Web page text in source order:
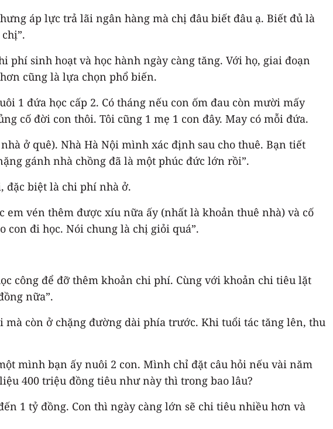
áp lực trả lãi ngân hàng mà chị đâu biết đâu ạ. Biết đủ là
sinh hoạt và học hành ngày càng tăng. Với họ, giai đoạn
cũng là lựa chọn phổ biến.
1 đứa học cấp 2. Có tháng nếu con ốm đau còn mười mấy
cố đời con thôi. Tôi cũng 1 mẹ 1 con đây. May có mỗi đứa.
ở quê). Nhà Hà Nội mình xác định sau cho thuê. Bạn tiết
gánh nhà chồng đã là một phúc đức lớn rồi”.
đặc biệt là chi phí nhà ở.
vén thêm được xíu nữa ấy (nhất là khoản thuê nhà) và cố
con đi học. Nói chung là chị giỏi quá”.
công để đỡ thêm khoản chi phí. Cùng với khoản chi tiêu lặt
nữa”.
còn ở chặng đường dài phía trước. Khi tuổi tác tăng lên, thu
mình bạn ấy nuôi 2 con. Mình chỉ đặt câu hỏi nếu vài năm
400 triệu đồng tiêu như này thì trong bao lâu?
1 tỷ đồng. Con thì ngày càng lớn sẽ chi tiêu nhiều hơn và